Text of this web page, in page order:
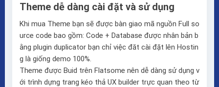
Theme dễ dàng cài đặt và sử dụng
Khi mua Theme bạn sẽ được bàn giao mã nguồn Full so
urce code bao gồm: Code + Database được nhân bản b
ằng plugin duplicator bạn chỉ việc đăt cài đặt lên Hostin
g là giống demo 100%.
Theme được Buid trên Flatsome nên dễ dàng sử dụng v
ới trình dựng trang kéo thả UX builder trực quan theo từ